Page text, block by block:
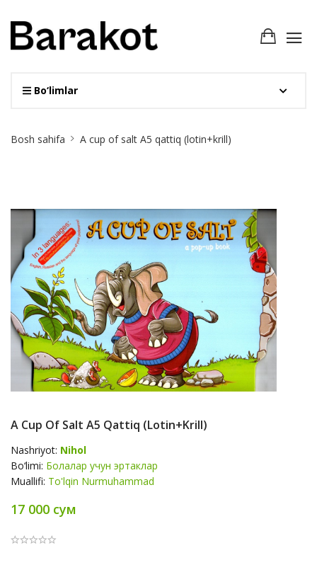
Bo‘limlar
Breadcrumb
Bosh sahifa A cup of salt А5 qattiq (lotin+krill)
A Cup Of Salt А5 Qattiq (lotin+krill)
Nashriyot: Nihol
Bo‘limi: Болалар учун эртаклар
Muallifi: To'lqin Nurmuhammad
17 000 сум